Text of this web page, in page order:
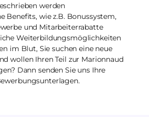
werden
Benefits, wie z.B. Bonussystem,
und Mitarbeiterrabatte
Weiterbildungsmöglichkeiten
im Blut, Sie suchen eine neue
wollen Ihren Teil zur Marionnaud
Dann senden Sie uns Ihre